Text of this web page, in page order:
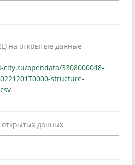
на открытые данные
opendata/3308000048-
structure-
данных